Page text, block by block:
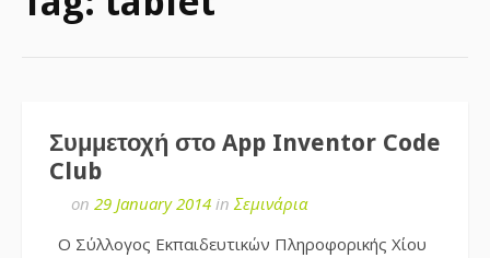
Συμμετοχή στο App Inventor Code
Club
on 29 January 2014 inΣεμινάρια
O Σύλλογος Εκπαιδευτικών Πληροφορικής Χίου